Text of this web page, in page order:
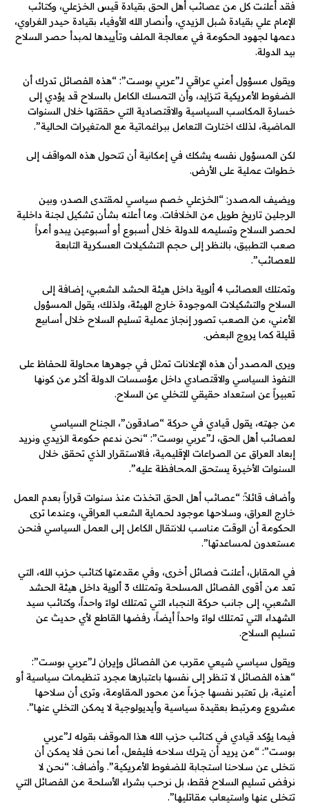
فقد أعلنت كل من عصائب أهل الحق بقيادة قيس الخزعلي، وكتائب
الإمام علي بقيادة شبل الزيدي، وأنصار الله الأوفياء بقيادة حيدر الغراوي،
دعمها لجهود الحكومة في معالجة الملف وتأييدها لمبدأ حصر السلاح
بيد الدولة.
ويقول مسؤول أمني عراقي لـ”عربي بوست”: “هذه الفصائل تدرك أن
الضغوط الأمريكية تتزايد، وأن التمسك الكامل بالسلاح قد يؤدي إلى
خسارة المكاسب السياسية والاقتصادية التي حققتها خلال السنوات
الماضية، لذلك اختارت التعامل ببراغماتية مع المتغيرات الحالية”.
لكن المسؤول نفسه يشكك في إمكانية أن تتحول هذه المواقف إلى
خطوات عملية على الأرض.
ويضيف المصدر: “الخزعلي خصم سياسي لمقتدى الصدر، وبين
الرجلين تاريخ طويل من الخلافات. وما أعلنه بشأن تشكيل لجنة داخلية
لحصر السلاح وتسليمه للدولة خلال أسبوع أو أسبوعين يبدو أمراً
صعب التطبيق، بالنظر إلى حجم التشكيلات العسكرية التابعة
للعصائب”.
وتمتلك العصائب 4 ألوية داخل هيئة الحشد الشعبي، إضافة إلى
السلاح والتشكيلات الموجودة خارج الهيئة، ولذلك، يقول المسؤول
الأمني، من الصعب تصور إنجاز عملية تسليم السلاح خلال أسابيع
قليلة كما يروج البعض.
ويرى المصدر أن هذه الإعلانات تمثل في جوهرها محاولة للحفاظ على
النفوذ السياسي والاقتصادي داخل مؤسسات الدولة أكثر من كونها
تعبيراً عن استعداد حقيقي للتخلي عن السلاح.
من جهته، يقول قيادي في حركة “صادقون”، الجناح السياسي
لعصائب أهل الحق، لـ”عربي بوست”: “نحن ندعم حكومة الزيدي ونريد
إبعاد العراق عن الصراعات الإقليمية، فالاستقرار الذي تحقق خلال
السنوات الأخيرة يستحق المحافظة عليه”.
وأضاف قائلاً: “عصائب أهل الحق اتخذت منذ سنوات قراراً بعدم العمل
خارج العراق، وسلاحها موجود لحماية الشعب العراقي، وعندما ترى
الحكومة أن الوقت مناسب للانتقال الكامل إلى العمل السياسي فنحن
مستعدون لمساعدتها”.
في المقابل، أعلنت فصائل أخرى، وفي مقدمتها كتائب حزب الله، التي
تعد من أقوى الفصائل المسلحة وتمتلك 3 ألوية داخل هيئة الحشد
الشعبي، إلى جانب حركة النجباء التي تمتلك لواءً واحداً، وكتائب سيد
الشهداء التي تمتلك لواءً واحداً أيضاً، رفضها القاطع لأي حديث عن
تسليم السلاح.
ويقول سياسي شيعي مقرب من الفصائل وإيران لـ”عربي بوست”:
“هذه الفصائل لا تنظر إلى نفسها باعتبارها مجرد تنظيمات سياسية أو
أمنية، بل تعتبر نفسها جزءاً من محور المقاومة، وترى أن سلاحها
مشروع ومرتبط بعقيدة سياسية وأيديولوجية لا يمكن التخلي عنها”.
فيما يؤكد قيادي في كتائب حزب الله هذا الموقف بقوله لـ”عربي
بوست”: “من يريد أن يترك سلاحه فليفعل، أما نحن فلا يمكن أن
نتخلى عن سلاحنا استجابة للضغوط الأمريكية”. وأضاف: “نحن لا
نرفض تسليم السلاح فقط، بل نرحب بشراء الأسلحة من الفصائل التي
تتخلى عنها واستيعاب مقاتليها”.